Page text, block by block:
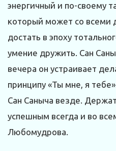
энергичный и по-своему
который может со всеми
достать в эпоху
умение дружить. Сан
вечера он устраивает
принципу «Ты мне, я
Сан Саныча везде.
успешным всегда и во
Любомудрова.